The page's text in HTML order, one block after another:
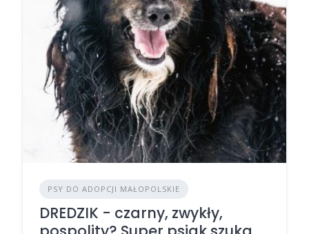
PSY DO ADOPCJI MAŁOPOLSKIE
DREDZIK - czarny, zwykły,